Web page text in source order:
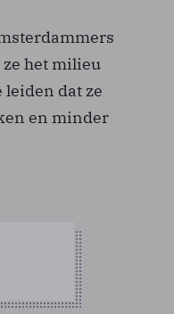
het milieu
leiden dat ze
en minder